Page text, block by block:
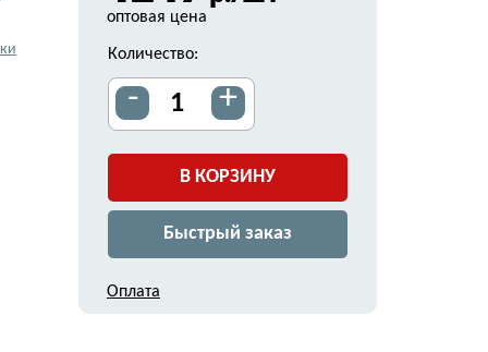
оптовая цена
Количество:
- +
В КОРЗИНУ
Быстрый заказ
Оплата